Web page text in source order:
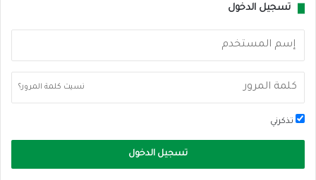
تسجيل الدخول
نسيت كلمة المرور؟
تذكرني
تسجيل الدخول